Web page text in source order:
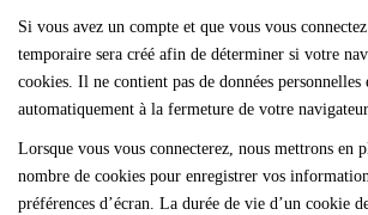
Si vous avez un compte et que vous vous
temporaire sera créé afin de déterminer si votre
cookies. Il ne contient pas de données personnelles
automatiquement à la fermeture de votre
Lorsque vous vous connecterez, nous mettrons en
nombre de cookies pour enregistrer vos
préférences d’écran. La durée de vie d’un cookie